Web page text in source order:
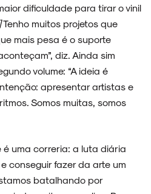
dificuldade para tirar o vinil
Tenho muitos projetos que
mais pesa é o suporte
diz. Ainda sim
volume: “A ideia é
apresentar artistas e
Somos muitas, somos
é uma correria: a luta diária
conseguir fazer da arte um
batalhando por